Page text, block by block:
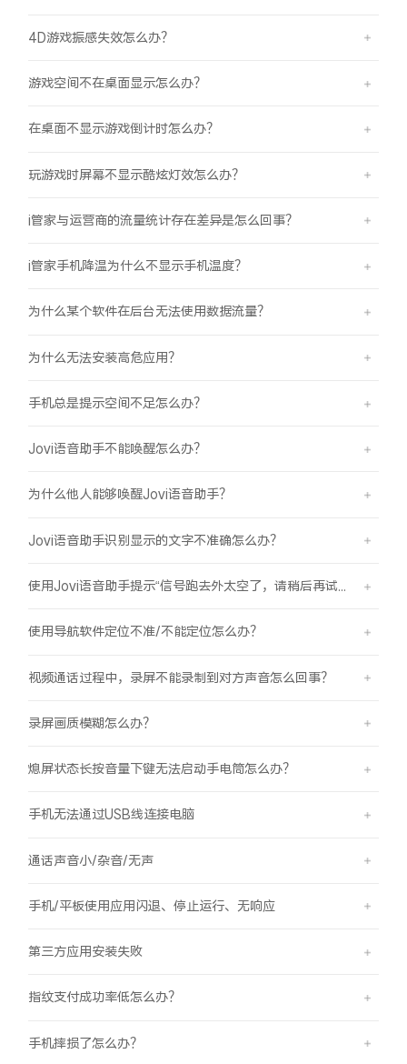
4D游戏振感失效怎么办？
游戏空间不在桌面显示怎么办？
在桌面不显示游戏倒计时怎么办？
玩游戏时屏幕不显示酷炫灯效怎么办？
i管家与运营商的流量统计存在差异是怎么回事？
i管家手机降温为什么不显示手机温度？
为什么某个软件在后台无法使用数据流量？
为什么无法安装高危应用？
手机总是提示空间不足怎么办？
Jovi语音助手不能唤醒怎么办？
为什么他人能够唤醒Jovi语音助手？
Jovi语音助手识别显示的文字不准确怎么办？
使用导航软件定位不准/不能定位怎么办？
视频通话过程中，录屏不能录制到对方声音怎么回事？
录屏画质模糊怎么办？
熄屏状态长按音量下键无法启动手电筒怎么办？
手机无法通过USB线连接电脑
通话声音小/杂音/无声
手机/平板使用应用闪退、停止运行、无响应
第三方应用安装失败
指纹支付成功率低怎么办？
手机摔损了怎么办？